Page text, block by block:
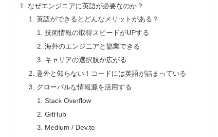
なぜエンジニアに英語が必要なのか？
英語ができるとどんなメリットがある？
技術情報の取得スピードがUPする
海外のエンジニアと協業できる
キャリアの選択肢が広がる
意外と知らない！コードには英語が詰まっている
グローバルな情報源を活用する
Stack Overflow
GitHub
Medium / Dev.to